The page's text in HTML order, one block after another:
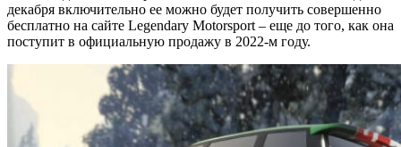
декабря включительно ее можно будет получить совершенно
бесплатно на сайте Legendary Motorsport – еще до того, как она
поступит в официальную продажу в 2022-м году.